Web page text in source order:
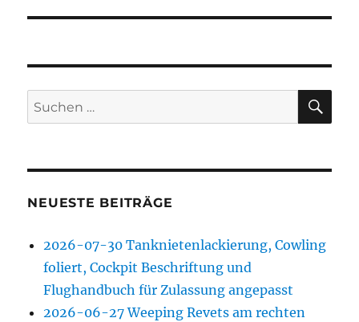
Suchen
nach:
NEUESTE BEITRÄGE
2026-07-30 Tanknietenlackierung, Cowling
foliert, Cockpit Beschriftung und
Flughandbuch für Zulassung angepasst
2026-06-27 Weeping Revets am rechten